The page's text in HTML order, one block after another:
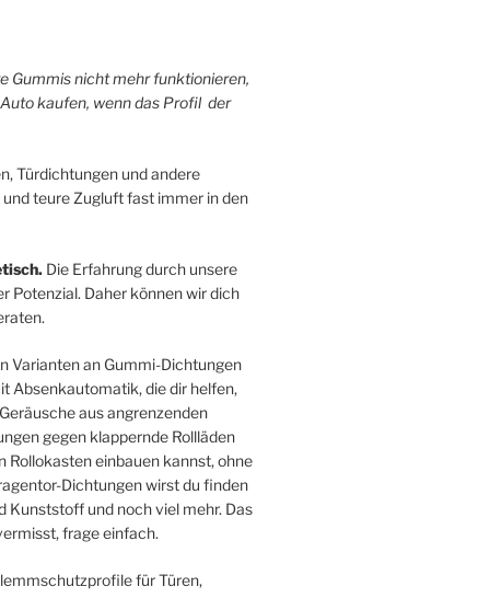
Gummis nicht mehr funktionieren,
kaufen, wenn das Profil der
Türdichtungen und andere
teure Zugluft fast immer in den
Die Erfahrung durch unsere
Potenzial. Daher können wir dich
Varianten an Gummi-Dichtungen
Absenkautomatik, die dir helfen,
aus angrenzenden
gegen klappernde Rollläden
Rollokasten einbauen kannst, ohne
Dichtungen wirst du finden
Kunststoff und noch viel mehr. Das
frage einfach.
für Türen,